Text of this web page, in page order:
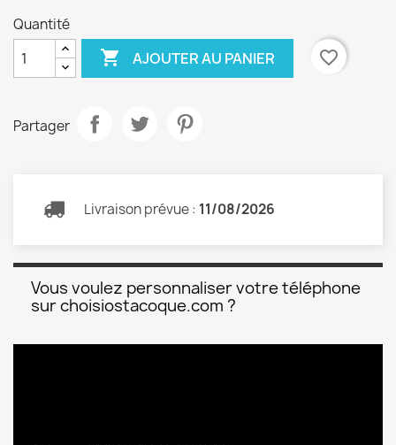
Quantité
 AJOUTER AU PANIER favorite_border
Partager
Livraison prévue : 11/08/2026
Vous voulez personnaliser votre téléphone
sur choisiostacoque.com ?